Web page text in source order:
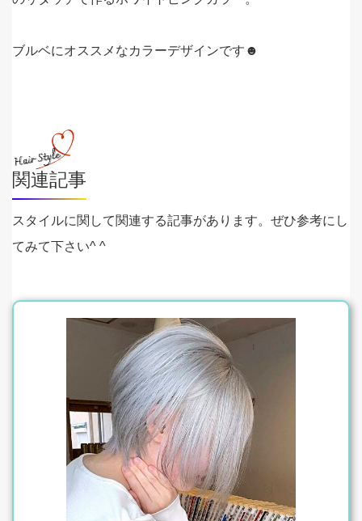
ブルベにオススメなカラーデザインです☻
関連記事
スタイルに関して関連する記事があります。ぜひ参考にし
てみて下さい^ ^